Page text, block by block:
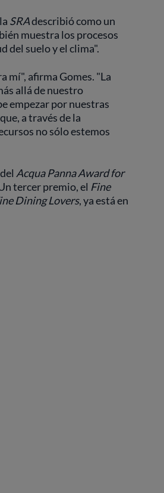
SRAdescribió como un
muestra los procesos
del suelo y el clima".
mí", afirma Gomes. "La
allá de nuestro
empezar por nuestras
a través de la
no sólo estemos
Acqua Panna Award for
tercer premio, el Fine
Dining Lovers, ya está en